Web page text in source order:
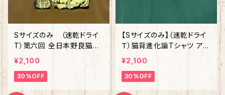
Sサイズのみ （速乾ドライ
T）第六回 全日本野良猫尾
行大会Ⓡ スタッフTシャツ
コヨーテ
¥2,100
30%OFF
【Sサイズのみ】（速乾ドライ
Ｔ）猫背進化論Tシャツ アイ
ビーグリーン
¥2,100
30%OFF